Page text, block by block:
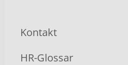
Kontakt
HR-Glossar